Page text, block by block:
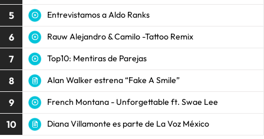
5 Entrevistamos a Aldo Ranks
6 Rauw Alejandro & Camilo -Tattoo Remix
7 Top10: Mentiras de Parejas
8 Alan Walker estrena “Fake A Smile”
9 French Montana - Unforgettable ft. Swae Lee
10 Diana Villamonte es parte de La Voz México